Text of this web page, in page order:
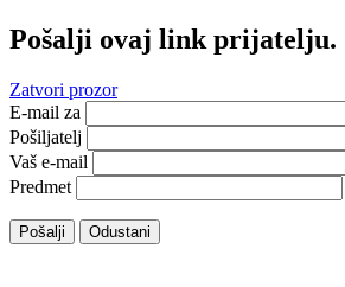
Pošalji ovaj link prijatelju.
Zatvori prozor
E-mail za
Pošiljatelj
Vaš e-mail
Predmet
Pošalji Odustani